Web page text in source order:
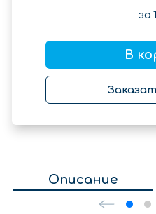
за 1
В
Описание